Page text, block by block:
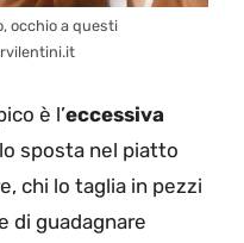
occhio a questi
è l’eccessiva
lo sposta nel piatto
chi lo taglia in pezzi
di guadagnare